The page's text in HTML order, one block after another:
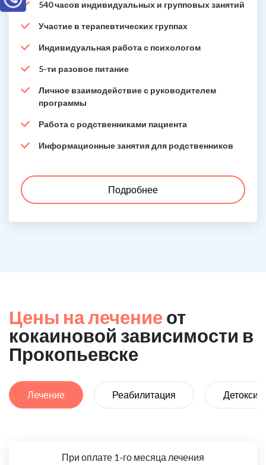
540 часов индивидуальных и групповых занятий
Участие в терапевтических группах
Индивидуальная работа с психологом
5-ти разовое питание
Личное взаимодействие с руководителем
программы
Работа с родственниками пациента
Информационные занятия для родственников
Подробнее
Цены на лечение от
кокаиновой зависимости в
Прокопьевске
Лечение Реабилитация
При оплате 1-го месяца лечения